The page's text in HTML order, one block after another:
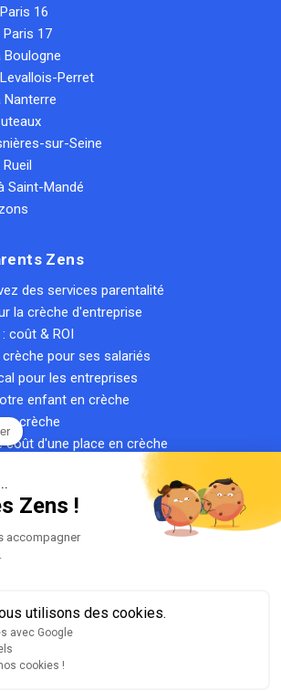
Zens !
accompagner
utilisons des cookies.
avec Google
cookies !
16
17
Boulogne
Perret
Nanterre
sur-Seine
Saint-Mandé
Zens
des services parentalité
la crèche d'entreprise
coût & ROI
pour ses salariés
pour les entreprises
enfant en crèche
crèche
coût d'une place en crèche
privée ?
crèche ?
d'utilisation